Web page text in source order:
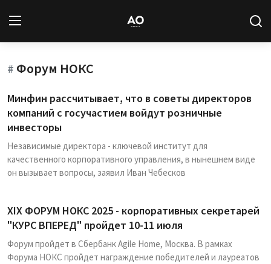
Вход
Новости
Статьи
Авторы
База знаний
Подписка
# Форум НОКС
Минфин рассчитывает, что в советы директоров
компаний с госучастием войдут розничные
инвесторы
Независимые директора - ключевой институт для
качественного корпоративного управления, в нынешнем виде
он вызывает вопросы, заявил Иван Чебесков
XIX ФОРУМ НОКС 2025 - корпоративных секретарей
"КУРС ВПЕРЕД" пройдет 10-11 июля
Форум пройдет в Сбербанк Agile Home, Москва. В рамках
Форума НОКС пройдет награждение победителей и лауреатов